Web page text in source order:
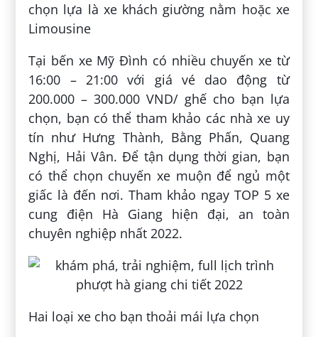
chọn lựa là xe khách giường nằm hoặc xe
Limousine
Tại bến xe Mỹ Đình có nhiều chuyến xe từ
16:00 – 21:00 với giá vé dao động từ
200.000 – 300.000 VND/ ghế cho bạn lựa
chọn, bạn có thể tham khảo các nhà xe uy
tín như Hưng Thành, Bằng Phấn, Quang
Nghị, Hải Vân. Để tận dụng thời gian, bạn
có thể chọn chuyến xe muộn để ngủ một
giấc là đến nơi. Tham khảo ngay TOP 5 xe
cung điện Hà Giang hiện đại, an toàn
chuyên nghiệp nhất 2022.
Hai loại xe cho bạn thoải mái lựa chọn